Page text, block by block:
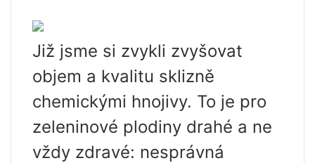
Již jsme si zvykli zvyšovat
objem a kvalitu sklizně
chemickými hnojivy. To je pro
zeleninové plodiny drahé a ne
vždy zdravé: nesprávná